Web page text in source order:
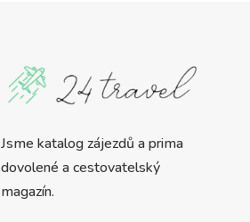
Jsme katalog zájezdů a prima
dovolené a cestovatelský
magazín.